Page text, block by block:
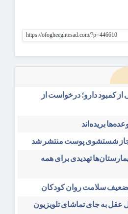
https://ofogheeghtesad.com/?p=446610
از کمبود دارو؛ درخواست از
بریده‌اند
شستشوی پوست منتشر شد
تهدیدی برای همه
تضعیف سلامت روان کودکان
به جای تماشای تلویزیون